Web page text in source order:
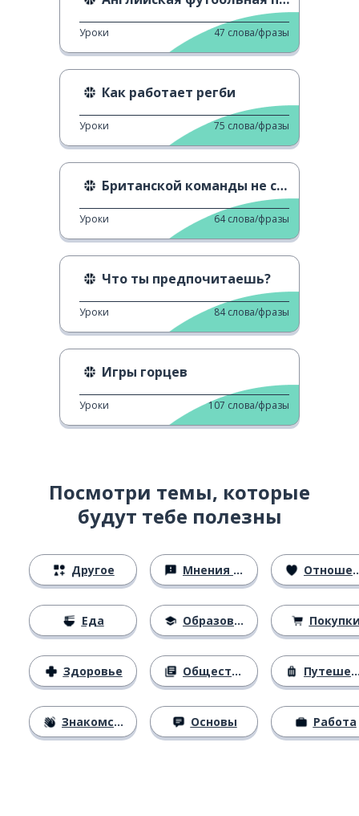
Уроки 47 слова/фразы
Как работает регби
Уроки 75 слова/фразы
Британской команды не существует
Уроки 64 слова/фразы
Что ты предпочитаешь?
Уроки 84 слова/фразы
Игры горцев
Уроки 107 слова/фразы
Посмотри темы, которые
будут тебе полезны
Другое
Еда
Здоровье
Знакомство
Мнения и убеждения
Образование
Общество
Основы
Отношения
Путешествия
Работа